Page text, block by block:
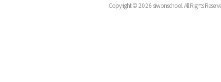
Copyright ©2026 siwonschool. All Rights